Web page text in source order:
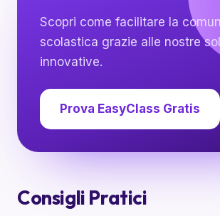
Scopri come facilitare la
scolastica grazie alle nostre
innovative.
Prova EasyClass Gratis
Consigli Pratici